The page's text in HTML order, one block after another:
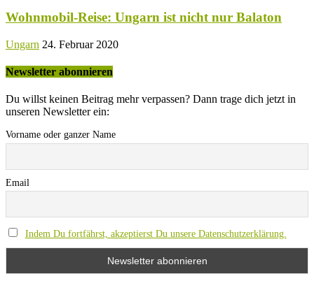
Wohnmobil-Reise: Ungarn ist nicht nur Balaton
Ungarn 24. Februar 2020
Newsletter abonnieren
Du willst keinen Beitrag mehr verpassen? Dann trage dich jetzt in
unseren Newsletter ein:
Vorname oder ganzer Name
Email
Indem Du fortfährst, akzeptierst Du unsere Datenschutzerklärung.